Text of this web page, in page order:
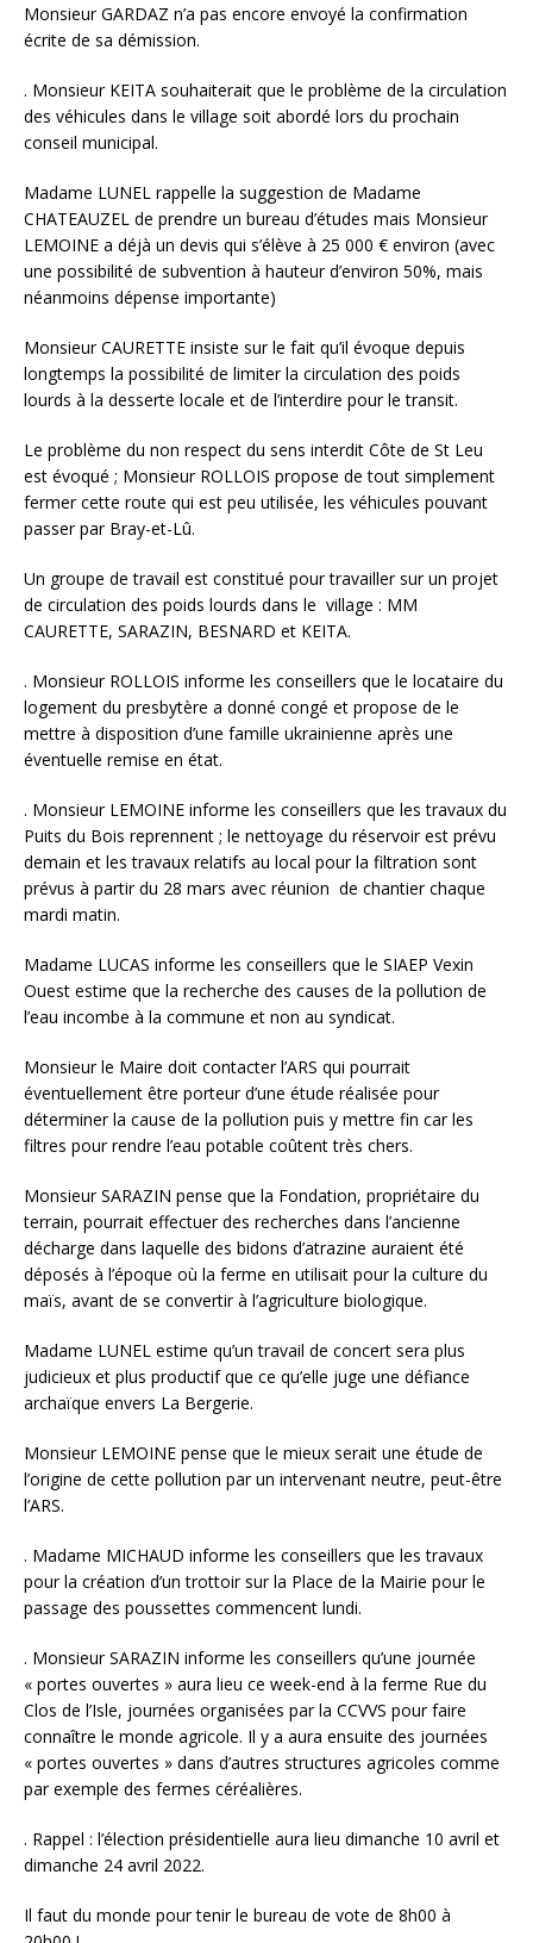
Monsieur GARDAZ n’a pas encore envoyé la confirmation
écrite de sa démission.
. Monsieur KEITA souhaiterait que le problème de la circulation
des véhicules dans le village soit abordé lors du prochain
conseil municipal.
Madame LUNEL rappelle la suggestion de Madame
CHATEAUZEL de prendre un bureau d’études mais Monsieur
LEMOINE a déjà un devis qui s’élève à 25 000 € environ (avec
une possibilité de subvention à hauteur d’environ 50%, mais
néanmoins dépense importante)
Monsieur CAURETTE insiste sur le fait qu’il évoque depuis
longtemps la possibilité de limiter la circulation des poids
lourds à la desserte locale et de l’interdire pour le transit.
Le problème du non respect du sens interdit Côte de St Leu
est évoqué ; Monsieur ROLLOIS propose de tout simplement
fermer cette route qui est peu utilisée, les véhicules pouvant
passer par Bray-et-Lû.
Un groupe de travail est constitué pour travailler sur un projet
de circulation des poids lourds dans le village : MM
CAURETTE, SARAZIN, BESNARD et KEITA.
. Monsieur ROLLOIS informe les conseillers que le locataire du
logement du presbytère a donné congé et propose de le
mettre à disposition d’une famille ukrainienne après une
éventuelle remise en état.
. Monsieur LEMOINE informe les conseillers que les travaux du
Puits du Bois reprennent ; le nettoyage du réservoir est prévu
demain et les travaux relatifs au local pour la filtration sont
prévus à partir du 28 mars avec réunion de chantier chaque
mardi matin.
Madame LUCAS informe les conseillers que le SIAEP Vexin
Ouest estime que la recherche des causes de la pollution de
l’eau incombe à la commune et non au syndicat.
Monsieur le Maire doit contacter l’ARS qui pourrait
éventuellement être porteur d’une étude réalisée pour
déterminer la cause de la pollution puis y mettre fin car les
filtres pour rendre l’eau potable coûtent très chers.
Monsieur SARAZIN pense que la Fondation, propriétaire du
terrain, pourrait effectuer des recherches dans l’ancienne
décharge dans laquelle des bidons d’atrazine auraient été
déposés à l’époque où la ferme en utilisait pour la culture du
maïs, avant de se convertir à l’agriculture biologique.
Madame LUNEL estime qu’un travail de concert sera plus
judicieux et plus productif que ce qu’elle juge une défiance
archaïque envers La Bergerie.
Monsieur LEMOINE pense que le mieux serait une étude de
l’origine de cette pollution par un intervenant neutre, peut-être
l’ARS.
. Madame MICHAUD informe les conseillers que les travaux
pour la création d’un trottoir sur la Place de la Mairie pour le
passage des poussettes commencent lundi.
. Monsieur SARAZIN informe les conseillers qu’une journée
« portes ouvertes » aura lieu ce week-end à la ferme Rue du
Clos de l’Isle, journées organisées par la CCVVS pour faire
connaître le monde agricole. Il y a aura ensuite des journées
« portes ouvertes » dans d’autres structures agricoles comme
par exemple des fermes céréalières.
. Rappel : l’élection présidentielle aura lieu dimanche 10 avril et
dimanche 24 avril 2022.
Il faut du monde pour tenir le bureau de vote de 8h00 à